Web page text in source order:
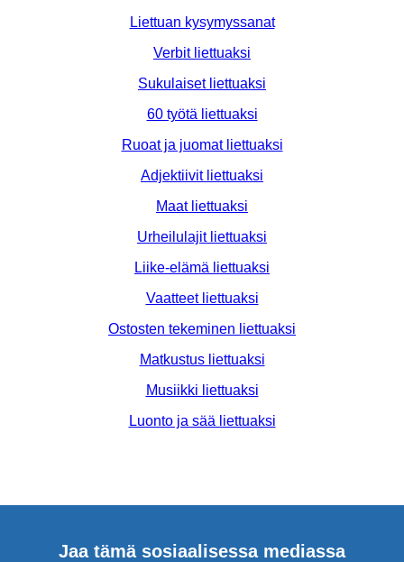
Liettuan kysymyssanat
Verbit liettuaksi
Sukulaiset liettuaksi
60 työtä liettuaksi
Ruoat ja juomat liettuaksi
Adjektiivit liettuaksi
Maat liettuaksi
Urheilulajit liettuaksi
Liike-elämä liettuaksi
Vaatteet liettuaksi
Ostosten tekeminen liettuaksi
Matkustus liettuaksi
Musiikki liettuaksi
Luonto ja sää liettuaksi
Jaa tämä sosiaalisessa mediassa